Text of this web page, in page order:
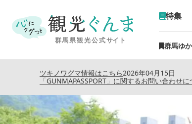
特集
群馬ゆ
2026年04月15日
ツキノワグマ情報はこちら
「GUNMAPASSPORT」に関するお問い合わせに
トップ